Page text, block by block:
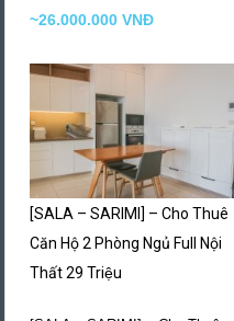
~26.000.000 VNĐ
[SALA – SARIMI] – Cho Thuê
Căn Hộ 2 Phòng Ngủ Full Nội
Thất 29 Triệu